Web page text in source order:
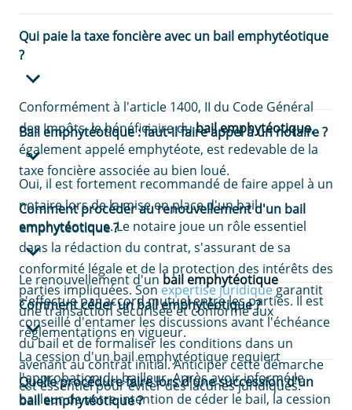
Qui paie la taxe foncière avec un bail emphytéotique
?
Conformément à l'article 1400, II du Code Général
des Impôts, le bénéficiaire dubail emphytéotique,
également appelé emphytéote, est redevable de la
taxe foncière associée au bien loué.
Bail emphytéotique : faut-il faire appel à un notaire ?
Oui, il est fortement recommandé de faire appel à un
notaire lors de la mise en place d'un bail
emphytéotique. Le notaire joue un rôle essentiel
dans la rédaction du contrat, s'assurant de sa
conformité légale et de la protection des intérêts des
parties impliquées. Sonexpertise juridiquegarantit
une transaction sécurisée et conforme aux
réglementations en vigueur.
Comment procéder au renouvellement d'un bail
emphytéotique ?
Le renouvellement d'un bail emphytéotique
s'effectue par accord mutuel entre les parties. Il est
conseillé d'entamer les discussions avant l'échéance
du bail et de formaliser les conditions dans un
avenant au contrat initial. Anticiper cette démarche
est essentiel pour éviter des lacunes juridiques.
Comment céder un bail emphytéotique ?
La cession d'un bail emphytéotique requiert
l'approbation du bailleur. Après avoir informé le
bailleur de votre intention de céder le bail, la cession
Quelle procédure faire lors d'une succession d'un
bail emphytéotique ?